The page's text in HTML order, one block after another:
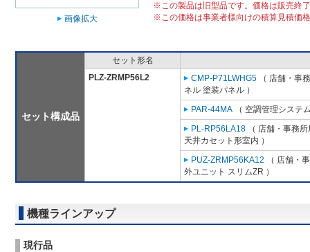
画像拡大
※この製品は旧型品です。価格は販売終
※この価格は事業者様向けの積算見積価
セット構成品
セット形名
PLZ-ZRMP56L2
CMP-P71LWHG5 （ 店舗・事
ネル 塗装パネル ）
PAR-44MA （ 空調管理システ
PL-RP56LA18 （ 店舗・事務
天井カセット形室内 ）
PUZ-ZRMP56KA12 （ 店舗・
外ユニット スリムZR ）
機種ラインアップ
現行品